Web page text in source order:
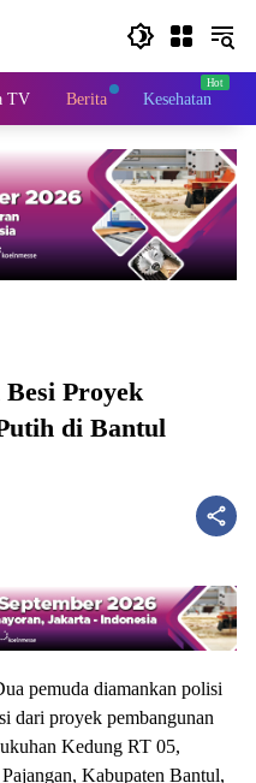
TV Berita Kesehatan
Proyek
di Bantul
pemuda diamankan polisi
dari proyek pembangunan
Kedung RT 05,
Kabupaten Bantul,